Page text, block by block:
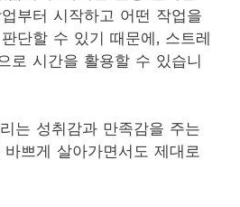
부터 시작하고 어떤 작업을
단할 수 있기 때문에, 스트레
로 시간을 활용할 수 있습니
는 성취감과 만족감을 주는
쁘게 살아가면서도 제대로